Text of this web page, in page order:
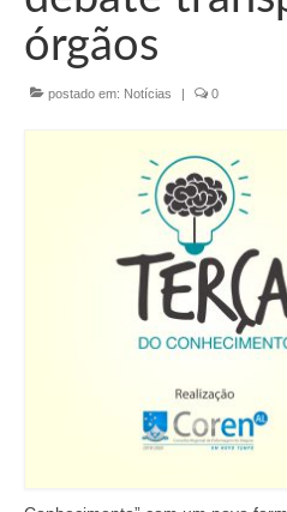
Conselheiros e
Câmaras Técnicas
Carta de Serviços
Governança
Transparência e
Eleições
Eleições Triênio
Eleições 2023
Eleições Anteriores
Agenda do presidente
órgãos
postado em: Notícias | 0